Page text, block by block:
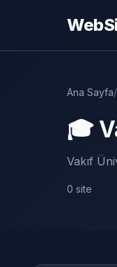
Ana Sayfa/
🎓
Vakıf
0 site